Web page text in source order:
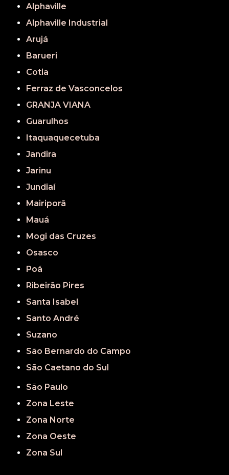
Alphaville
Alphaville Industrial
Arujá
Barueri
Cotia
Ferraz de Vasconcelos
GRANJA VIANA
Guarulhos
Itaquaquecetuba
Jandira
Jarinu
Jundiaí
Mairiporã
Mauá
Mogi das Cruzes
Osasco
Poá
Ribeirão Pires
Santa Isabel
Santo André
Suzano
São Bernardo do Campo
São Caetano do Sul
São Paulo
Zona Leste
Zona Norte
Zona Oeste
Zona Sul